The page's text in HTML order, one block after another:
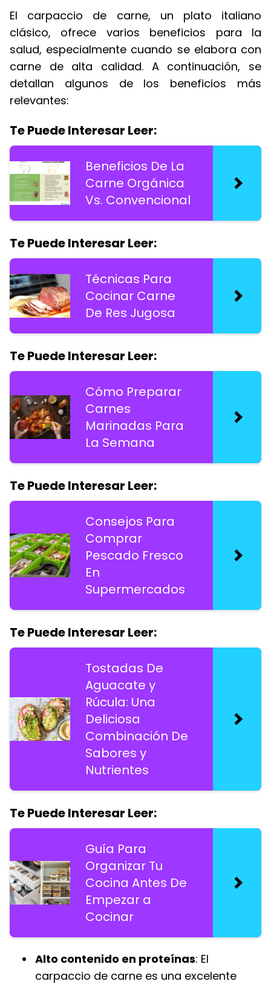
El carpaccio de carne, un plato italiano
clásico, ofrece varios beneficios para la
salud, especialmente cuando se elabora con
carne de alta calidad. A continuación, se
detallan algunos de los beneficios más
relevantes:
Te Puede Interesar Leer:
Beneficios De La
Carne Orgánica
Vs. Convencional
Te Puede Interesar Leer:
Técnicas Para
Cocinar Carne
De Res Jugosa
Te Puede Interesar Leer:
Cómo Preparar
Carnes
Marinadas Para
La Semana
Te Puede Interesar Leer:
Consejos Para
Comprar
Pescado Fresco
En
Supermercados
Te Puede Interesar Leer:
Tostadas De
Aguacate y
Rúcula: Una
Deliciosa
Combinación De
Sabores y
Nutrientes
Te Puede Interesar Leer:
Guía Para
Organizar Tu
Cocina Antes De
Empezar a
Cocinar
Alto contenido en proteínas: El
carpaccio de carne es una excelente